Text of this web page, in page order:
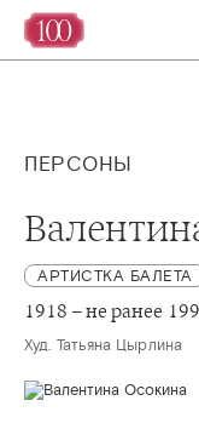
ПЕРСОНЫ
АРТИСТКА БАЛЕТА
1918 – не ранее
Худ. Татьяна Цырлина